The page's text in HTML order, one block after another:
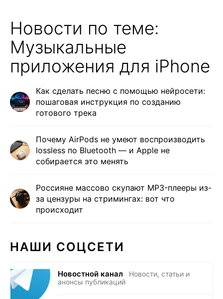
Новости по теме:
Музыкальные
приложения для iPhone
Как сделать песню с помощью нейросети:
пошаговая инструкция по созданию
готового трека
Почему AirPods не умеют воспроизводить
lossless по Bluetooth — и Apple не
собирается это менять
Россияне массово скупают MP3-плееры из-
за цензуры на стримингах: вот что
происходит
НАШИ СОЦСЕТИ
Новостной канал
Новости, статьи и
анонсы публикаций